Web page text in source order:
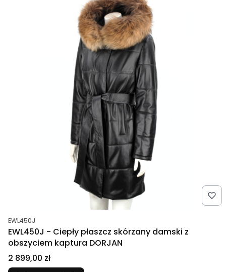
Kod produktu
EWL450J
EWL450J - Ciepły płaszcz skórzany damski z
obszyciem kaptura DORJAN
Cena
2 899,00 zł